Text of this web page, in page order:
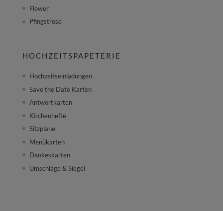
Flower
Pfingstrose
HOCHZEITSPAPETERIE
Hochzeitseinladungen
Save the Date Karten
Antwortkarten
Kirchenhefte
Sitzpläne
Menükarten
Dankeskarten
Umschläge & Siegel